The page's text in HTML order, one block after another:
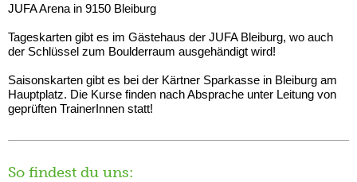
JUFA Arena in 9150 Bleiburg
Tageskarten gibt es im Gästehaus der JUFA Bleiburg, wo auch
der Schlüssel zum Boulderraum ausgehändigt wird!
Saisonskarten gibt es bei der Kärtner Sparkasse in Bleiburg am
Hauptplatz. Die Kurse finden nach Absprache unter Leitung von
geprüften TrainerInnen statt!
So findest du uns: